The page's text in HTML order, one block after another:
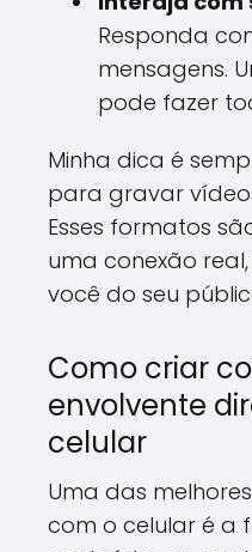
Responda
mensagens.
pode fazer
Minha dica é
para gravar
Esses formatos
uma conexão
você do seu
Como criar
envolvente
celular
Uma das
com o celular é a